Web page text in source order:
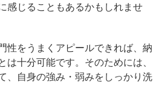
感じることもあるかもしれませ
性をうまくアピールできれば、納
は十分可能です。そのためには、
、自身の強み・弱みをしっかり洗